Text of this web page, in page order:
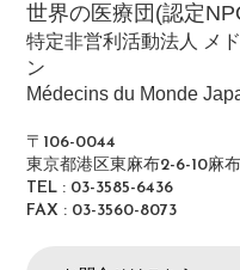
世界の医療団(認定
特定非営利活動法人 メ
ン
Médecins du Monde
〒106-0044
東京都港区東麻布2-6-10麻
TEL : 03-3585-6436
FAX : 03-3560-8073